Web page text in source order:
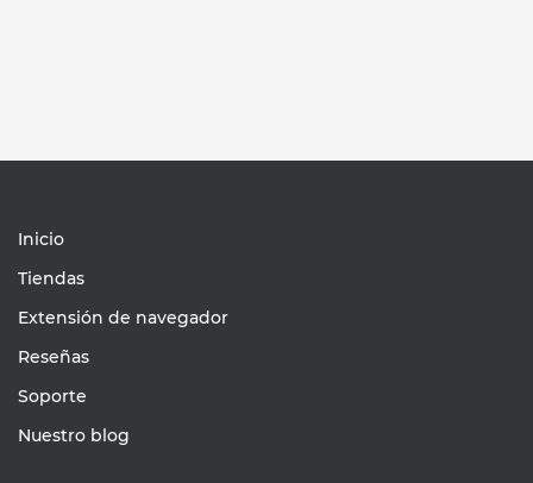
Inicio
Tiendas
Extensión de navegador
Reseñas
Soporte
Nuestro blog